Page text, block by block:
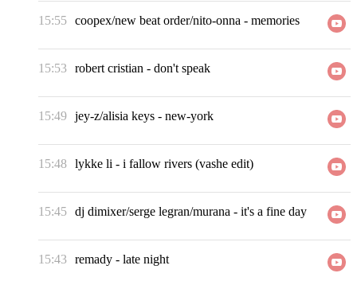
15:55 coopex/new beat order/nito-onna - memories
15:53 robert cristian - don't speak
15:49 jey-z/alisia keys - new-york
15:48 lykke li - i fallow rivers (vashe edit)
15:45 dj dimixer/serge legran/murana - it's a fine day
15:43 remady - late night